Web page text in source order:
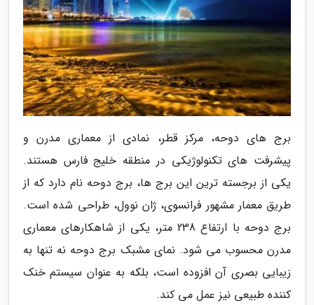
برج های دوحه، مرکز قطر، نمادی از معماری مدرن و
پیشرفت های تکنولوژیکی در منطقه خلیج فارس هستند.
یکی از برجسته ترین این برج ها، برج دوحه نام دارد که از
طریق معمار مشهور فرانسوی، ژان نوول، طراحی شده است.
برج دوحه با ارتفاع 238 متر، یکی از شاهکارهای معماری
مدرن محسوب می شود. نمای مشبک برج دوحه نه تنها به
زیبایی بصری آن افزوده است، بلکه به عنوان سیستم خنک
کننده طبیعی نیز عمل می کند.